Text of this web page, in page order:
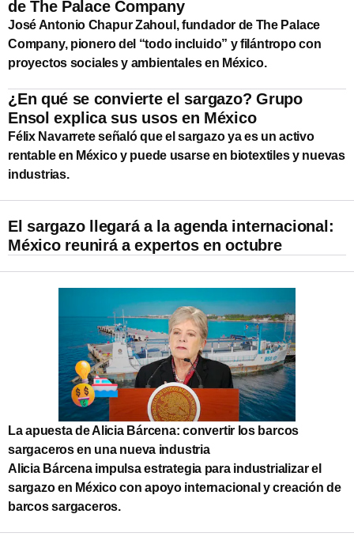
de The Palace Company
José Antonio Chapur Zahoul, fundador de The Palace
Company, pionero del “todo incluido” y filántropo con
proyectos sociales y ambientales en México.
¿En qué se convierte el sargazo? Grupo
Ensol explica sus usos en México
Félix Navarrete señaló que el sargazo ya es un activo
rentable en México y puede usarse en biotextiles y nuevas
industrias.
El sargazo llegará a la agenda internacional:
México reunirá a expertos en octubre
La apuesta de Alicia Bárcena: convertir los barcos
sargaceros en una nueva industria
Alicia Bárcena impulsa estrategia para industrializar el
sargazo en México con apoyo internacional y creación de
barcos sargaceros.